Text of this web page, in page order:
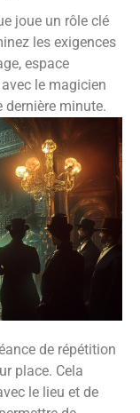
joue un rôle clé
les exigences
espace
le magicien
dernière minute.
de répétition
place. Cela
le lieu et de